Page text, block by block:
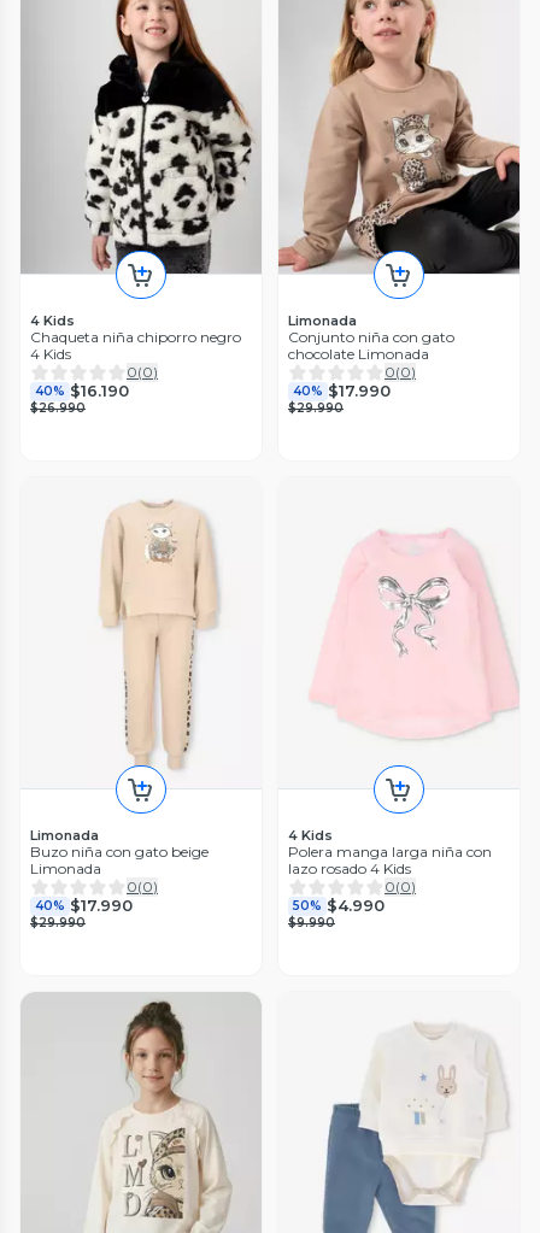
4 Kids
Chaqueta niña chiporro negro
4 Kids
0(0)
40% $16.190
$26.990
Limonada
Conjunto niña con gato
chocolate Limonada
0(0)
40% $17.990
$29.990
Limonada
Buzo niña con gato beige
Limonada
0(0)
40% $17.990
$29.990
4 Kids
Polera manga larga niña con
lazo rosado 4 Kids
0(0)
50% $4.990
$9.990